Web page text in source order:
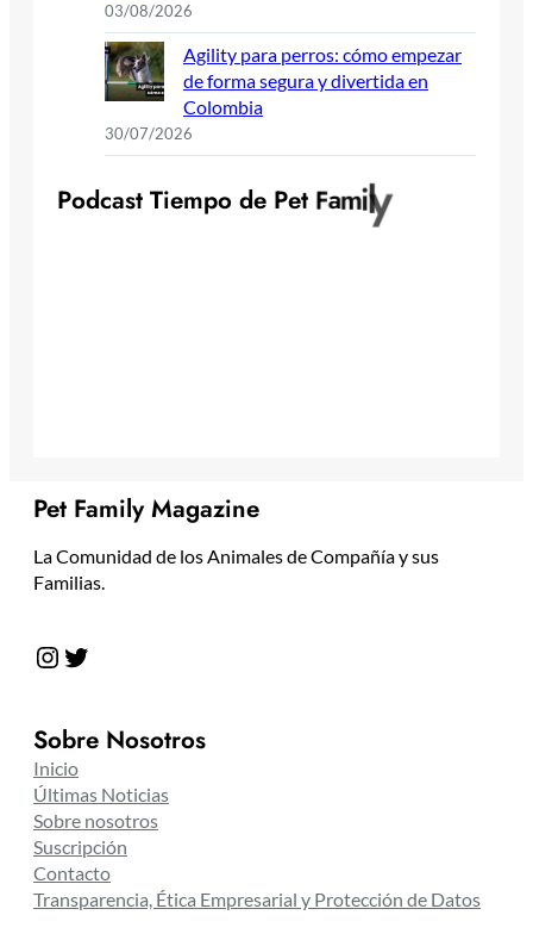
03/08/2026
Agility para perros: cómo empezar
de forma segura y divertida en
Colombia
30/07/2026
Podcast Tiempo de Pet Family
Pet Family Magazine
La Comunidad de los Animales de Compañía y sus
Familias.
Instagram Twitter
Sobre Nosotros
Inicio
Últimas Noticias
Sobre nosotros
Suscripción
Contacto
Transparencia, Ética Empresarial y Protección de Datos